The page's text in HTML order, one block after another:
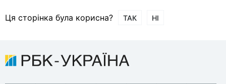
Ця сторінка була корисна? ТАК НІ